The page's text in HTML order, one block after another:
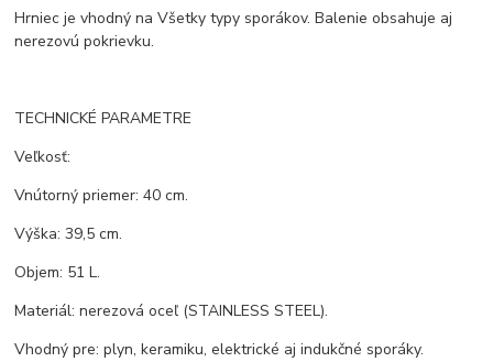
Hrniec je vhodný na Všetky typy sporákov. Balenie obsahuje aj
nerezovú pokrievku.
TECHNICKÉ PARAMETRE
Veľkosť:
Vnútorný priemer: 40 cm.
Výška: 39,5 cm.
Objem: 51 L.
Materiál: nerezová oceľ (STAINLESS STEEL).
Vhodný pre: plyn, keramiku, elektrické aj indukčné sporáky.